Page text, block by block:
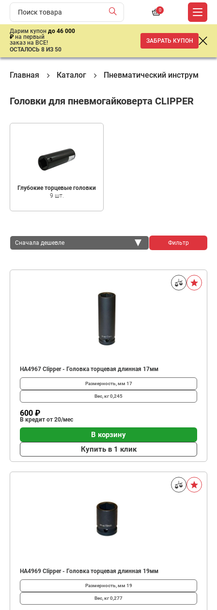
0
Дарим купон до 46 000
₽ на первый
заказ на ВСЕ!
ОСТАЛОСЬ 8 ИЗ 50
ЗАБРАТЬ КУПОН
Главная Каталог Пневматический инструмент
Головки для пневмогайковерта CLIPPER
Глубокие торцевые головки
9 шт.
Сначала дешевле Фильтр
HA4967 Clipper - Головка торцевая длинная 17мм
Размерность, мм 17
Вес, кг0,245
600 ₽
В кредит от 20/мес
В корзину
Купить в 1 клик
HA4969 Clipper - Головка торцевая длинная 19мм
Размерность, мм 19
Вес, кг0,277